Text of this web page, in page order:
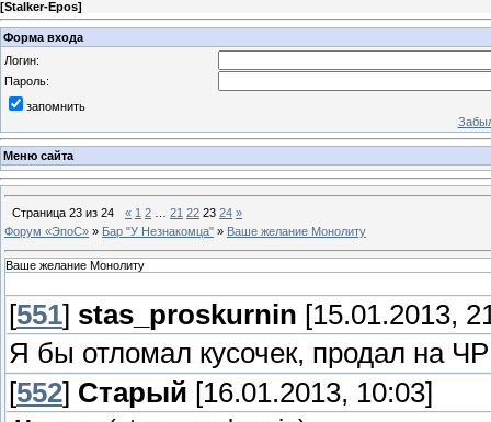
[Stalker-Epos]
Форма входа
Логин:
Пароль:
запомнить
Меню сайта
Страница 23 из 24 « 1 2 21 22 23 24 »
Форум «ЭпоС» » Бар "У Незнакомца" » Ваше желание Монолиту
Ваше желание Монолиту
[551] stas_proskurnin [15.01.2013,
Я бы отломал кусочек, продал на
[552] Старый [16.01.2013, 10:03]